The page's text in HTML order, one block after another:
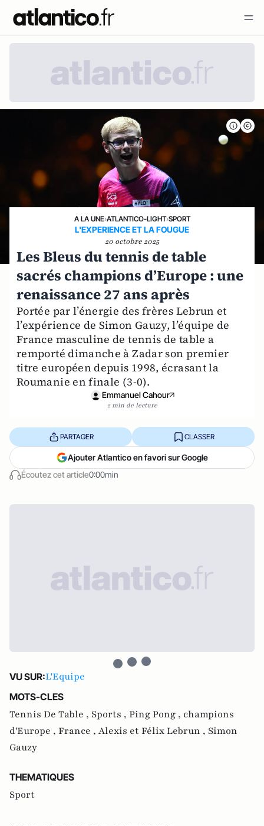
A LA UNE›ATLANTICO-LIGHT›SPORT
L'EXPERIENCE ET LA FOUGUE
20 octobre 2025
Les Bleus du tennis de table
sacrés champions d’Europe : une
renaissance 27 ans après
Portée par l’énergie des frères Lebrun et
l’expérience de Simon Gauzy, l’équipe de
France masculine de tennis de table a
remporté dimanche à Zadar son premier
titre européen depuis 1998, écrasant la
Roumanie en finale (3-0).
Emmanuel Cahour
2 min de lecture
Écoutez cet article0:00min
PARTAGER CLASSER
Ajouter Atlantico en favori sur Google
VU SUR:L'Equipe
MOTS-CLES
Tennis De Table , Sports , Ping Pong , champions
d'Europe , France , Alexis et Félix Lebrun , Simon
Gauzy
THEMATIQUES
Sport